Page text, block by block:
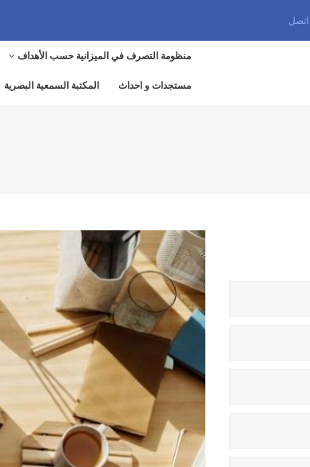
اتصل
MAIN
منظومة التصرف في الميزانية حسب الأهداف
مستجدات و احداث المكتبة السمعية البصرية